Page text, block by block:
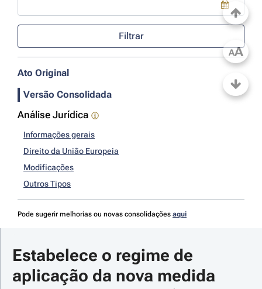
Use a tecla de seta para baixo para abrir o calendário; Use as
Filtrar
Ato Original
Versão Consolidada
Análise Jurídica
Informações gerais
Direito da União Europeia
Modificações
Outros Tipos
Pode sugerir melhorias ou novas consolidações aqui
Estabelece o regime de
aplicação da nova medida
AA